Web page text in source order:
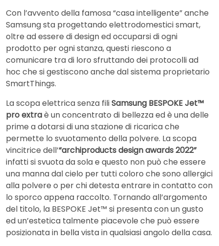
Con l’avvento della famosa “casa intelligente” anche
Samsung sta progettando elettrodomestici smart,
oltre ad essere di design ed occuparsi di ogni
prodotto per ogni stanza, questi riescono a
comunicare tra di loro sfruttando dei protocolli ad
hoc che si gestiscono anche dal sistema proprietario
SmartThings.
La scopa elettrica senza filiSamsung BESPOKE Jet™
pro extraè un concentrato di bellezza ed è una delle
prime a dotarsi di una stazione di ricarica che
permette lo svuotamento della polvere. La scopa
vincitrice dell’“archiproducts design awards 2022”
infatti si svuota da sola e questo non può che essere
una manna dal cielo per tutti coloro che sono allergici
alla polvere o per chi detesta entrare in contatto con
lo sporco appena raccolto. Tornando all’argomento
del titolo, la BESPOKE Jet™ si presenta con un gusto
ed un’estetica talmente piacevole che può essere
posizionata in bella vista in qualsiasi angolo della casa.